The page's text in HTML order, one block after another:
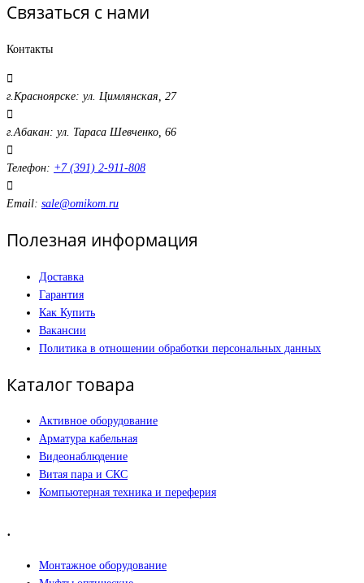
Связаться с нами
Контакты
г.Красноярске: ул. Цимлянская, 27
г.Абакан: ул. Тараса Шевченко, 66
Телефон: +7 (391) 2-911-808
Email: sale@omikom.ru
Полезная информация
Доставка
Гарантия
Как Купить
Вакансии
Политика в отношении обработки персональных данных
Каталог товара
Активное оборудование
Арматура кабельная
Видеонаблюдение
Витая пара и СКС
Компьютерная техника и переферия
.
Монтажное оборудование